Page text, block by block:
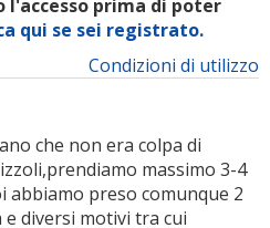
prima di poter
qui se sei registrato.
Condizioni di utilizzo
che non era colpa di
massimo 3-4
abbiamo preso comunque 2
diversi motivi tra cui